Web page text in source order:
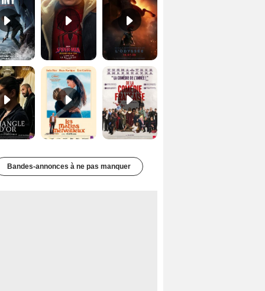
Le Triangle d'or Bande-annonce VF De la Comédie-Française Teaser VF
Bandes-annonces à ne pas manquer